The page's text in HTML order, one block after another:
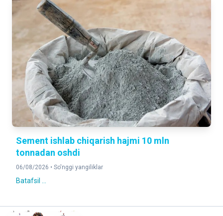
Sement ishlab chiqarish hajmi 10 mln
tonnadan oshdi
06/08/2026 • So'nggi yangiliklar
Batafsil ...